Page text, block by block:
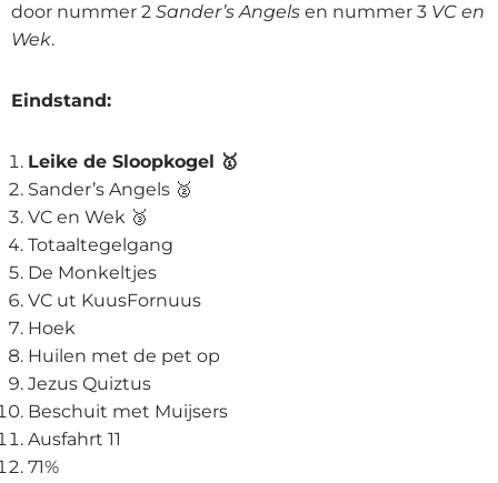
door nummer 2 Sander’s Angels en nummer 3 VC en
Wek.
Eindstand:
Leike de Sloopkogel 🥇
Sander’s Angels 🥈
VC en Wek 🥉
Totaaltegelgang
De Monkeltjes
VC ut KuusFornuus
Hoek
Huilen met de pet op
Jezus Quiztus
Beschuit met Muijsers
Ausfahrt 11
71%